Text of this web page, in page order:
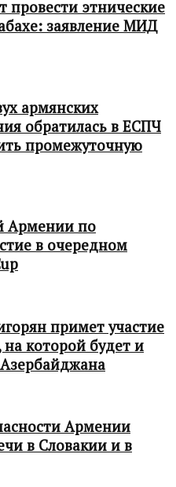
провести этнические
заявление МИД
армянских
обратилась в ЕСПЧ
промежуточную
Армении по
в очередном
примет участие
которой будет и
Армении
в Словакии и в